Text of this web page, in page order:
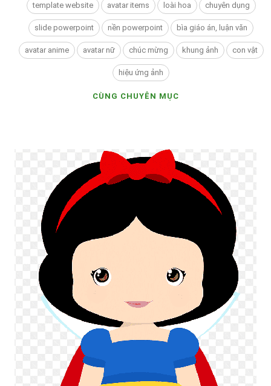
template website avatar items loài hoa chuyên dụng
slide powerpoint nền powerpoint bìa giáo án, luận văn
avatar anime avatar nữ chúc mừng khung ảnh con vật
hiệu ứng ảnh
CÙNG CHUYÊN MỤC